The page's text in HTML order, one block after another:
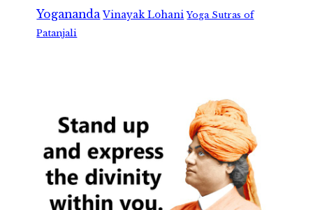
Yogananda Vinayak Lohani Yoga Sutras of
Patanjali